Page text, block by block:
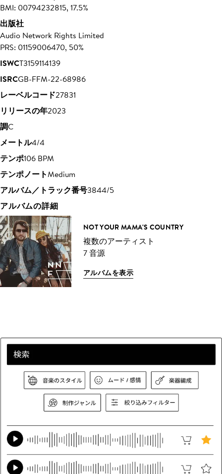
BMI: 00794232815, 17.5%
出版社
Audio Network Rights Limited
PRS: 01159006470, 50%
ISWCT3159114139
ISRCGB-FFM-22-68986
レーベルコード27831
リリースの年2023
調C
メートル4/4
テンポ106 BPM
テンポノートMedium
アルバム／トラック番号3844/5
アルバムの詳細
NOT YOUR MAMA'S COUNTRY
複数のアーティスト
7 音源
アルバムを表示